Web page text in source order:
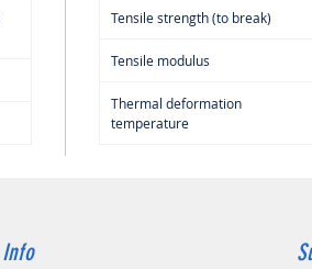
♻️
Tensile strength (to break)
Tensile modulus
Thermal deformation
temperature
Info